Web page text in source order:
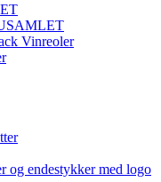
Vinreoler
og endestykker med logo